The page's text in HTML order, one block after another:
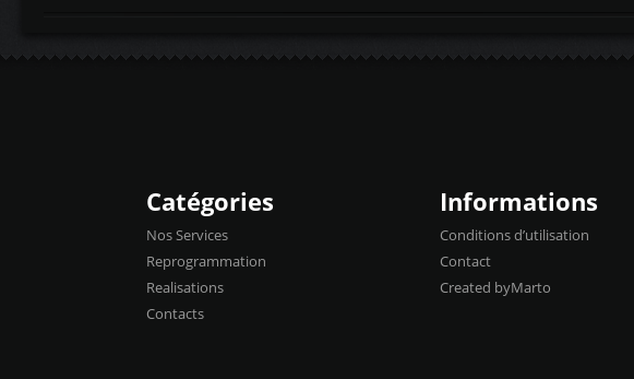
Catégories
Nos Services
Reprogrammation
Realisations
Contacts
Informations
Conditions d’utilisation
Contact
Created byMarto